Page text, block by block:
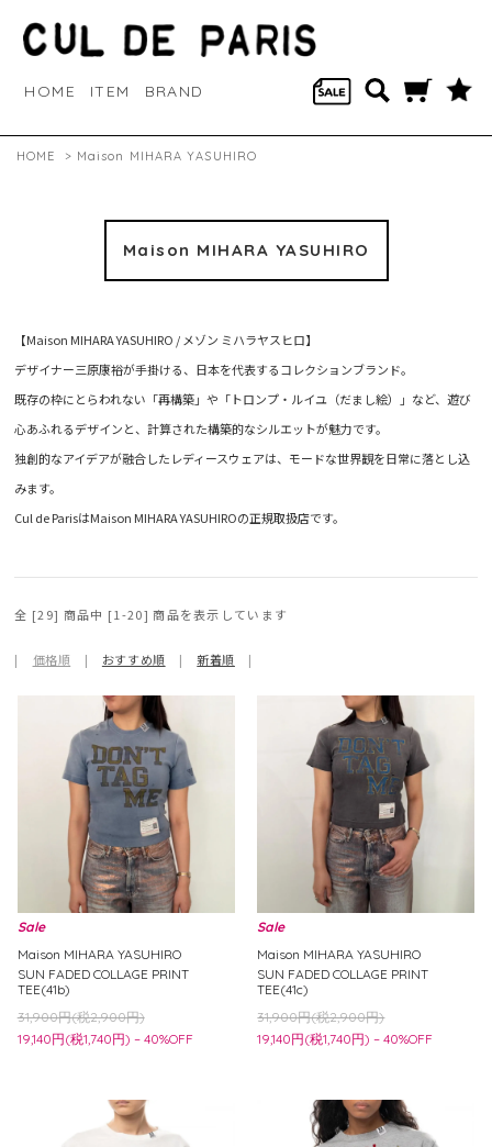
HOME ITEM BRAND
HOME > Maison MIHARA YASUHIRO
Maison MIHARA YASUHIRO
【Maison MIHARA YASUHIRO / メゾン ミハラヤスヒロ】
デザイナー三原康裕が手掛ける、日本を代表するコレクションブランド。
既存の枠にとらわれない「再構築」や「トロンプ・ルイユ（だまし絵）」など、遊び
心あふれるデザインと、計算された構築的なシルエットが魅力です。
独創的なアイデアが融合したレディースウェアは、モードな世界観を日常に落とし込
みます。
Cul de ParisはMaison MIHARA YASUHIROの正規取扱店です。
全 [29] 商品中 [1-20] 商品を表示しています
| 価格順 | おすすめ順 | 新着順 |
Sale
Maison MIHARA YASUHIRO
SUN FADED COLLAGE PRINT
TEE(41b)
31,900円(税2,900円)
19,140円(税1,740円) – 40%OFF
Sale
Maison MIHARA YASUHIRO
SUN FADED COLLAGE PRINT
TEE(41c)
31,900円(税2,900円)
19,140円(税1,740円) – 40%OFF